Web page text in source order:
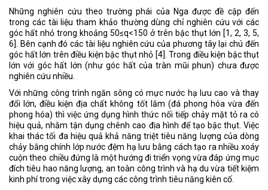
Những nghiên cứu theo trường phái của Nga được đề cập đến
trong các tài liệu tham khảo thường dùng chỉ nghiên cứu với các
góc hất nhỏ trong khoảng 50≤q<150 ở trên bậc thụt lớn [1, 2, 3, 5,
6]. Bên cạnh đó các tài liệu nghiên cứu của phương tây lại chú đến
góc hất lớn trên điều kiện bậc thụt nhỏ [4]. Trong điều kiện bậc thụt
lớn với góc hất lớn (như góc hất của tràn mũi phun) chưa được
nghiên cứu nhiều.
Với những công trình ngăn sông có mực nước hạ lưu cao và thay
đổi lớn, điều kiện địa chất không tốt lắm (đá phong hóa vừa đến
phong hóa) thì việc ứng dụng hình thức nối tiếp chảy mặt tỏ ra có
hiệu quả, nhằm tận dụng chênh cao địa hình để tạo bậc thụt. Việc
khai thác tối đa hiệu quả khả năng triệt tiêu năng lượng của dòng
chảy bằng chính lớp nước đệm hạ lưu bằng cách tạo ra nhiều xoáy
cuộn theo chiều đứng là một hướng đi triển vọng vừa đáp ứng mục
đích tiêu hao năng lượng, an toàn công trình và hạ du vừa tiết kiệm
kinh phí trong việc xây dựng các công trình tiêu năng kiên cố.